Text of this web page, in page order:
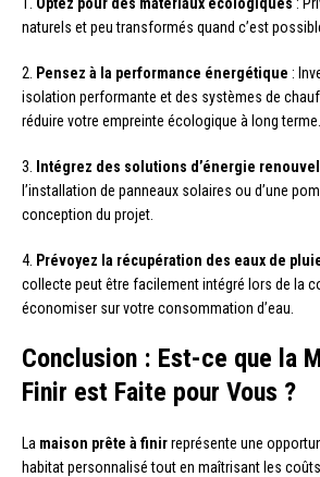
naturels et peu transformés quand c’est
2. Pensez à la performance énergétique :
isolation performante et des systèmes de
réduire votre empreinte écologique à long terme.
3. Intégrez des solutions d’énergie
l’installation de panneaux solaires ou d’une
conception du projet.
4. Prévoyez la récupération des eaux de
collecte peut être facilement intégré lors de la
économiser sur votre consommation d’eau.
Conclusion : Est-ce que la
Finir est Faite pour Vous ?
La maison prête à finirreprésente une
habitat personnalisé tout en maîtrisant les